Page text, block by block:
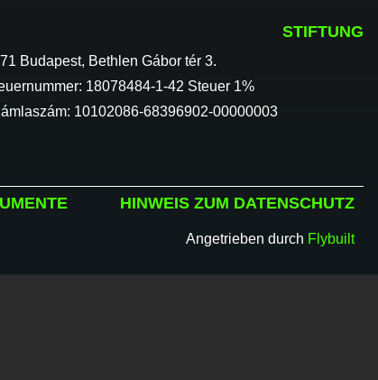
STIFTUNG
Budapest, Bethlen Gábor tér 3.
18078484-1-42 Steuer 1%
10102086-68396902-00000003
HINWEIS ZUM DATENSCHUTZ
Angetrieben durch Flybuilt